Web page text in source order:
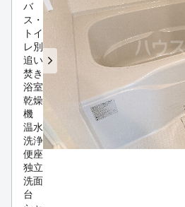
バ
ス・
トイ
レ別
追い
焚き
浴室
乾燥
機
温水
洗浄
便座
独立
洗面
台